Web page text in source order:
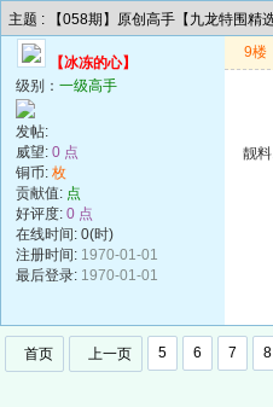
主题 : 【058期】原创高手【九龙特围精
【冰冻的心】
级别： 一级高手
发帖:
威望: 0 点
铜币: 枚
贡献值: 点
好评度: 0 点
在线时间: 0(时)
注册时间: 1970-01-01
最后登录: 1970-01-01
9楼
靓
首页 上一页 5 6 7 8